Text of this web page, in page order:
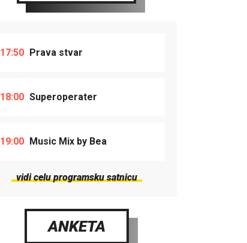
17:50 Prava stvar
18:00 Superoperater
19:00 Music Mix by Bea
vidi celu programsku satnicu
ANKETA